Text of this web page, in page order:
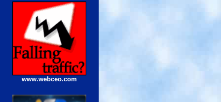
www.webceo.com